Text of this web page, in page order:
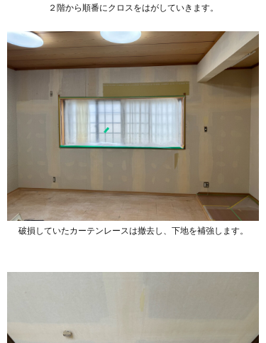
２階から順番にクロスをはがしていきます。
破損していたカーテンレースは撤去し、下地を補強します。